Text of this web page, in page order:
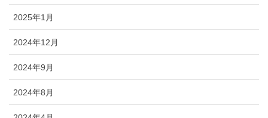
2025年1月
2024年12月
2024年9月
2024年8月